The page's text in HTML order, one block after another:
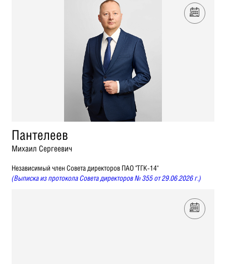
Пантелеев
Михаил Сергеевич
Независимый член Совета директоров ПАО "ТГК-14"
(Выписка из протокола Совета директоров № 355 от 29.06.2026 г.)